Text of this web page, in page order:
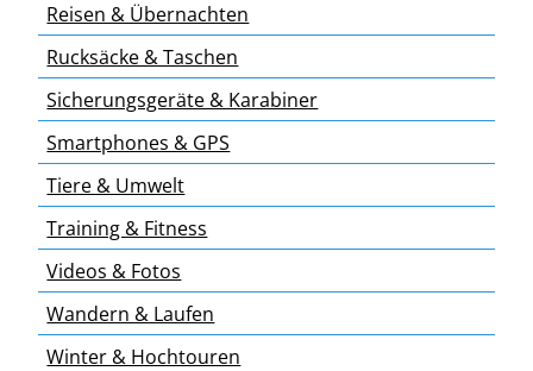
Reisen & Übernachten
Rucksäcke & Taschen
Sicherungsgeräte & Karabiner
Smartphones & GPS
Tiere & Umwelt
Training & Fitness
Videos & Fotos
Wandern & Laufen
Winter & Hochtouren